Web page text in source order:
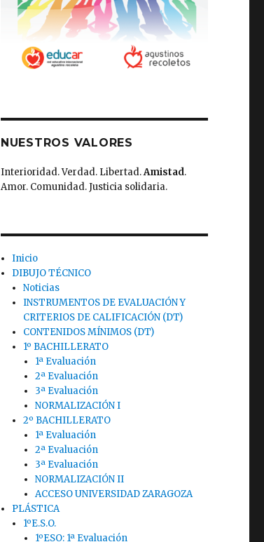
NUESTROS VALORES
Interioridad. Verdad. Libertad.Amistad.
Amor. Comunidad. Justicia solidaria.
Inicio
DIBUJO TÉCNICO
Noticias
INSTRUMENTOS DE EVALUACIÓN Y
CRITERIOS DE CALIFICACIÓN (DT)
CONTENIDOS MÍNIMOS (DT)
1º BACHILLERATO
1ª Evaluación
2ª Evaluación
3ª Evaluación
NORMALIZACIÓN I
2º BACHILLERATO
1ª Evaluación
2ª Evaluación
3ª Evaluación
NORMALIZACIÓN II
ACCESO UNIVERSIDAD ZARAGOZA
PLÁSTICA
1ºE.S.O.
1ºESO: 1ª Evaluación